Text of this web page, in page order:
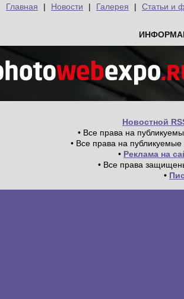
Главная | Новости | Галерея | Статьи и
Новостной
• Все права на
• Все права на
• Реклама на
• Все права
•